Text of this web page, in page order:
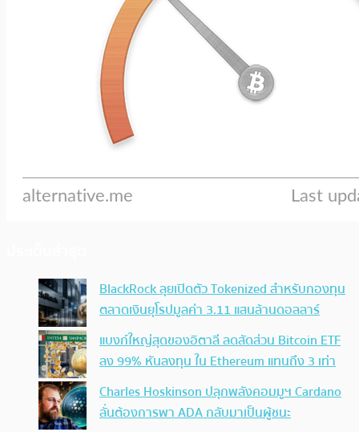
BlackRock ลุยเปิดตัว Tokenized สำหรับกองทุน
ตลาดเงินยุโรปมูลค่า 3.11 แสนล้านดอลลาร์
แบงก์ใหญ่สุดของอิตาลี ลดสัดส่วน Bitcoin ETF
ลง 99% หันลงทุน ใน Ethereum แทนถึง 3 เท่า
Charles Hoskinson ปลุกพลังคอมมูฯ Cardano
ลั่นต้องการพา ADA กลับมาเป็นผู้ชนะ